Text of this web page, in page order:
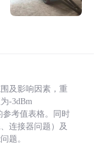
及影响因素，重
-3dBm
参考值表格。同时
连接器问题）及
题。